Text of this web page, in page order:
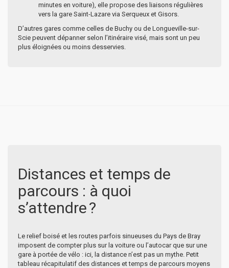
minutes en voiture), elle propose des liaisons régulières
vers la gare Saint-Lazare via Serqueux et Gisors.
D’autres gares comme celles de Buchy ou de Longueville-sur-
Scie peuvent dépanner selon l’itinéraire visé, mais sont un peu
plus éloignées ou moins desservies.
Distances et temps de
parcours : à quoi
s’attendre ?
Le relief boisé et les routes parfois sinueuses du Pays de Bray
imposent de compter plus sur la voiture ou l’autocar que sur une
gare à portée de vélo : ici, la distance n’est pas un mythe. Petit
tableau récapitulatif des distances et temps de parcours moyens